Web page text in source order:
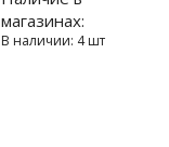
магазинах:
В наличии: 4 шт